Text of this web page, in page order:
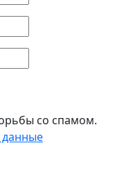
со спамом.
данные